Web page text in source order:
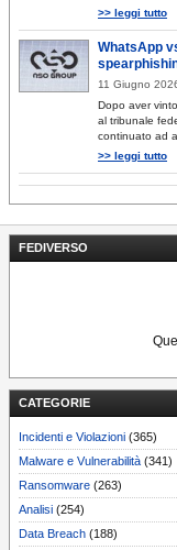
FEDIVERSO
CATEGORIE
Incidenti e Violazioni (365)
Malware e Vulnerabilità (341)
Ransomware (263)
Analisi (254)
Data Breach (188)
>> leggi tutto
WhatsApp
11 Giugno
Dopo aver
al tribunale
continuato ad
>> leggi tutto